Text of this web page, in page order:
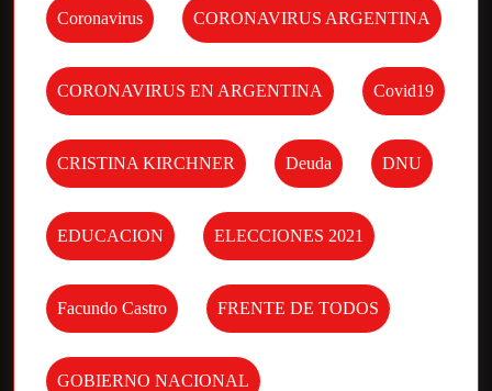
Coronavirus CORONAVIRUS ARGENTINA
CORONAVIRUS EN ARGENTINA Covid19
CRISTINA KIRCHNER Deuda DNU
EDUCACION ELECCIONES 2021
Facundo Castro FRENTE DE TODOS
GOBIERNO NACIONAL